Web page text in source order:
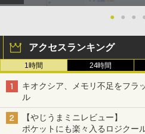
● ● ●
アクセスランキング
1時間 24時間
キオクシア、メモリ不足をフラ
ル
【やじうまミニレビュー】
ポケットにも楽々入るロジクー